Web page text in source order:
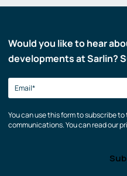
Would you like to hear
developments at Sarlin?
You can use this form to subscribe
communications. You can read our